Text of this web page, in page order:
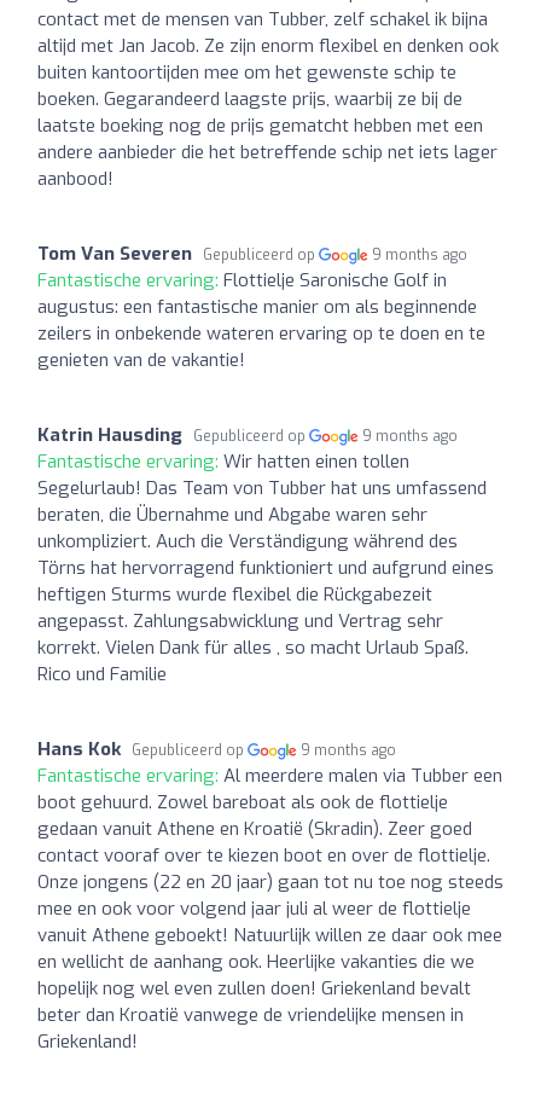
contact met de mensen van Tubber, zelf schakel ik bijna
altijd met Jan Jacob. Ze zijn enorm flexibel en denken ook
buiten kantoortijden mee om het gewenste schip te
boeken. Gegarandeerd laagste prijs, waarbij ze bij de
laatste boeking nog de prijs gematcht hebben met een
andere aanbieder die het betreffende schip net iets lager
aanbood!
Tom Van Severen Gepubliceerd op 9 months ago
Fantastische ervaring: Flottielje Saronische Golf in
augustus: een fantastische manier om als beginnende
zeilers in onbekende wateren ervaring op te doen en te
genieten van de vakantie!
Katrin Hausding Gepubliceerd op 9 months ago
Fantastische ervaring: Wir hatten einen tollen
Segelurlaub! Das Team von Tubber hat uns umfassend
beraten, die Übernahme und Abgabe waren sehr
unkompliziert. Auch die Verständigung während des
Törns hat hervorragend funktioniert und aufgrund eines
heftigen Sturms wurde flexibel die Rückgabezeit
angepasst. Zahlungsabwicklung und Vertrag sehr
korrekt. Vielen Dank für alles , so macht Urlaub Spaß.
Rico und Familie
Hans Kok Gepubliceerd op 9 months ago
Fantastische ervaring: Al meerdere malen via Tubber een
boot gehuurd. Zowel bareboat als ook de flottielje
gedaan vanuit Athene en Kroatië (Skradin). Zeer goed
contact vooraf over te kiezen boot en over de flottielje.
Onze jongens (22 en 20 jaar) gaan tot nu toe nog steeds
mee en ook voor volgend jaar juli al weer de flottielje
vanuit Athene geboekt! Natuurlijk willen ze daar ook mee
en wellicht de aanhang ook. Heerlijke vakanties die we
hopelijk nog wel even zullen doen! Griekenland bevalt
beter dan Kroatië vanwege de vriendelijke mensen in
Griekenland!